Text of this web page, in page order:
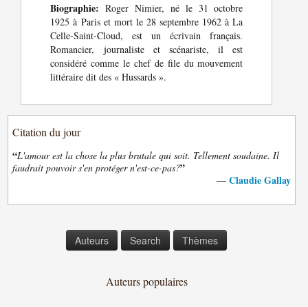
Biographie: Roger Nimier, né le 31 octobre
1925 à Paris et mort le 28 septembre 1962 à La
Celle-Saint-Cloud, est un écrivain français.
Romancier, journaliste et scénariste, il est
considéré comme le chef de file du mouvement
littéraire dit des « Hussards ».
Citation du jour
“L'amour est la chose la plus brutale qui soit. Tellement soudaine. Il
faudrait pouvoir s'en protéger n'est-ce-pas?”
— Claudie Gallay
Auteurs Search Thèmes
Auteurs populaires